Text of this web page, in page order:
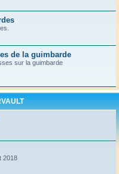
de la guimbarde
sur la guimbarde
2018